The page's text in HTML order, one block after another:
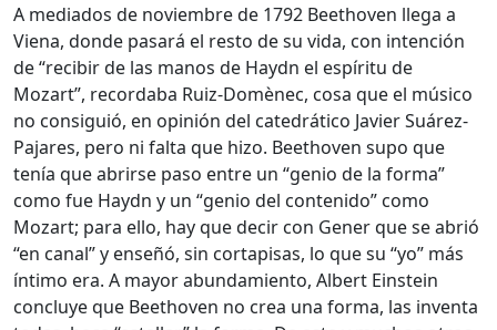
A mediados de noviembre de 1792 Beethoven llega a
Viena, donde pasará el resto de su vida, con intención
de “recibir de las manos de Haydn el espíritu de
Mozart”, recordaba Ruiz-Domènec, cosa que el músico
no consiguió, en opinión del catedrático Javier Suárez-
Pajares, pero ni falta que hizo. Beethoven supo que
tenía que abrirse paso entre un “genio de la forma”
como fue Haydn y un “genio del contenido” como
Mozart; para ello, hay que decir con Gener que se abrió
“en canal” y enseñó, sin cortapisas, lo que su “yo” más
íntimo era. A mayor abundamiento, Albert Einstein
concluye que Beethoven no crea una forma, las inventa